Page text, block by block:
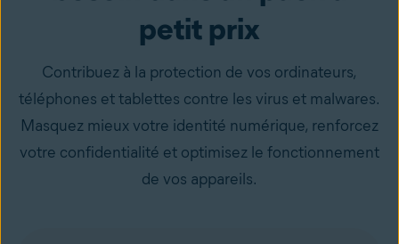
petit prix
Contribuez à la protection de vos ordinateurs,
téléphones et tablettes contre les virus et malwares.
Masquez mieux votre identité numérique, renforcez
votre confidentialité et optimisez le fonctionnement
de vos appareils.